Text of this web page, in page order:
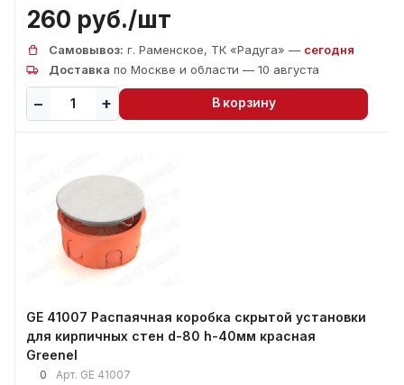
260 руб./шт
Самовывоз: г. Раменское, ТК «Радуга» — сегодня
Доставка по Москве и области — 10 августа
В корзину
GE 41007 Распаячная коробка скрытой установки
для кирпичных стен d-80 h-40мм красная
Greenel
0 Арт. GE 41007